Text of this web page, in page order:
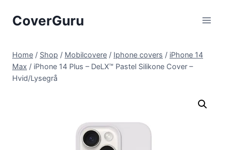
CoverGuru
Home / Shop / Mobilcovere / Iphone covers / iPhone 14
Max / iPhone 14 Plus – DeLX™ Pastel Silikone Cover –
Hvid/Lysegrå